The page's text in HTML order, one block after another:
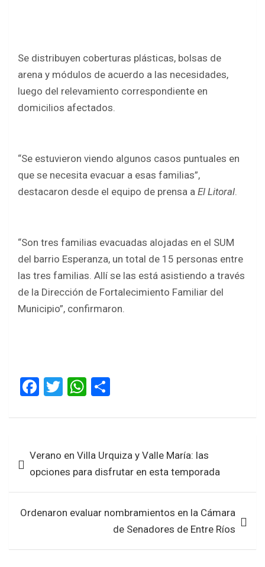
Se distribuyen coberturas plásticas, bolsas de
arena y módulos de acuerdo a las necesidades,
luego del relevamiento correspondiente en
domicilios afectados.
“Se estuvieron viendo algunos casos puntuales en
que se necesita evacuar a esas familias”,
destacaron desde el equipo de prensa a El Litoral.
“Son tres familias evacuadas alojadas en el SUM
del barrio Esperanza, un total de 15 personas entre
las tres familias. Allí se las está asistiendo a través
de la Dirección de Fortalecimiento Familiar del
Municipio”, confirmaron.
F
ce
o
o
k
T
tt
W
at
A
p
p
ar
de
entradas
Verano en Villa Urquiza y Valle María: las
opciones para disfrutar en esta temporada
Ordenaron evaluar nombramientos en la Cámara
de Senadores de Entre Ríos